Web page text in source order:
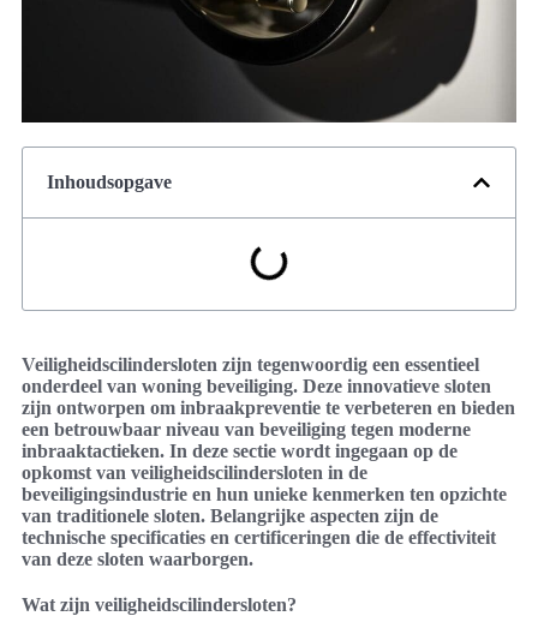
Inhoudsopgave
Veiligheidscilindersloten zijn tegenwoordig een essentieel
onderdeel van woning beveiliging. Deze innovatieve sloten
zijn ontworpen om inbraakpreventie te verbeteren en bieden
een betrouwbaar niveau van beveiliging tegen moderne
inbraaktactieken. In deze sectie wordt ingegaan op de
opkomst van veiligheidscilindersloten in de
beveiligingsindustrie en hun unieke kenmerken ten opzichte
van traditionele sloten. Belangrijke aspecten zijn de
technische specificaties en certificeringen die de effectiviteit
van deze sloten waarborgen.
Wat zijn veiligheidscilindersloten?